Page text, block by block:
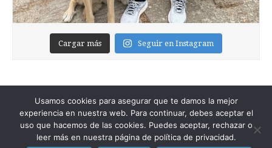
Cargar más Seguir en Instagram
Copyright © 2026 Foixblog . All Rights Reserved.
Usamos cookies para asegurar que te damos la mejor
experiencia en nuestra web. Para continuar, debes aceptar el
uso que hacemos de las cookies. Puedes aceptar, rechazar o
leer más en nuestra página de política de privacidad.